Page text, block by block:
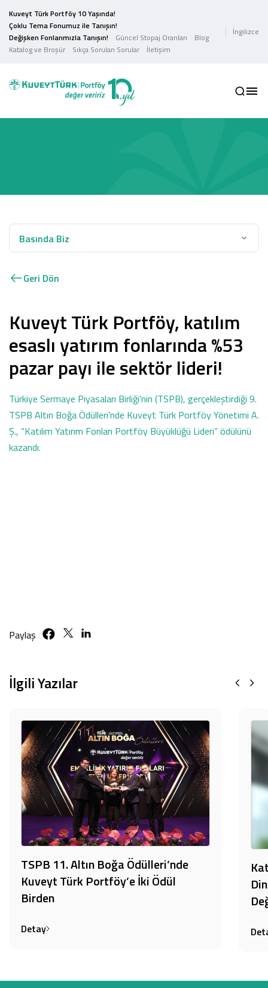
Kuveyt Türk Portföy 10 Yaşında!
Çoklu Tema Fonumuz ile Tanışın!
Değişken Fonlarımızla Tanışın!
Güncel Stopaj Oranları
Blog
Katalog ve Broşür
Sıkça Sorulan Sorular İletişim
İngilizce
Basında Biz
Geri Dön
Kuveyt Türk Portföy, katılım
esaslı yatırım fonlarında %53
pazar payı ile sektör lideri!
Türkiye Sermaye Piyasaları Birliği’nin (TSPB), gerçekleştirdiği 9.
TSPB Altın Boğa Ödülleri’nde Kuveyt Türk Portföy Yönetimi A.
Ş., “Katılım Yatırım Fonları Portföy Büyüklüğü Lideri” ödülünü
kazandı.
Paylaş
İlgili Yazılar
TSPB 11. Altın Boğa Ödülleri’nde
Kuveyt Türk Portföy’e İki Ödül
Birden
Detay